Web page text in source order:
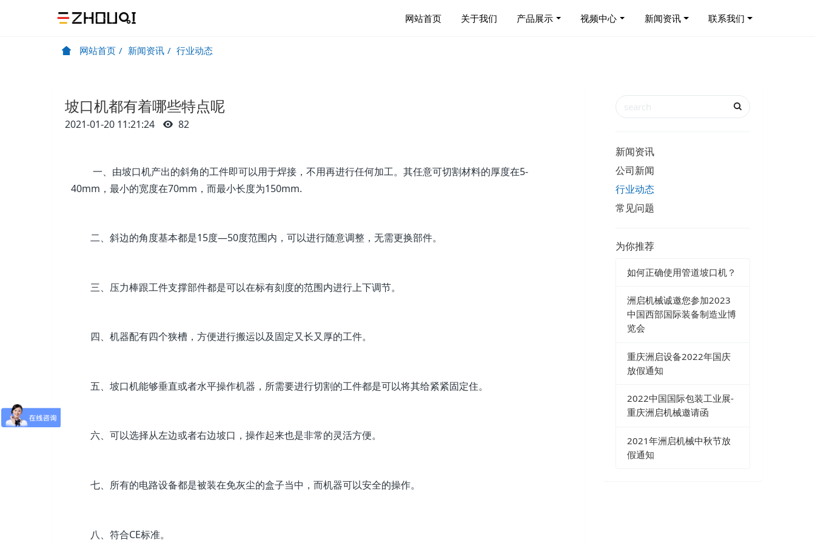
网站首页 关于我们 产品展示 视频中心 新闻资讯 联系我们
网站首页 新闻资讯 行业动态
坡口机都有着哪些特点呢
2021-01-20 11:21:24 82
一、由坡口机产出的斜角的工件即可以用于焊接，不用再进行任何加工。其任意可切割材料的厚度在5-
40mm，最小的宽度在70mm，而最小长度为150mm.
二、斜边的角度基本都是15度—50度范围内，可以进行随意调整，无需更换部件。
三、压力棒跟工件支撑部件都是可以在标有刻度的范围内进行上下调节。
四、机器配有四个狭槽，方便进行搬运以及固定又长又厚的工件。
五、坡口机能够垂直或者水平操作机器，所需要进行切割的工件都是可以将其给紧紧固定住。
六、可以选择从左边或者右边坡口，操作起来也是非常的灵活方便。
七、所有的电路设备都是被装在免灰尘的盒子当中，而机器可以安全的操作。
八、符合CE标准。
新闻资讯
公司新闻
行业动态
常见问题
为你推荐
如何正确使用管道坡口机？
洲启机械诚邀您参加2023
中国西部国际装备制造业博
览会
重庆洲启设备2022年国庆
放假通知
2022中国国际包装工业展-
重庆洲启机械邀请函
2021年洲启机械中秋节放
假通知